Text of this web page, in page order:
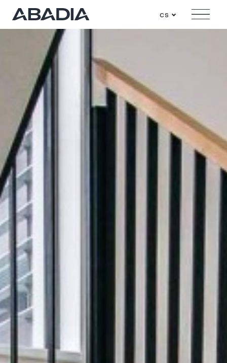
Menu
cs